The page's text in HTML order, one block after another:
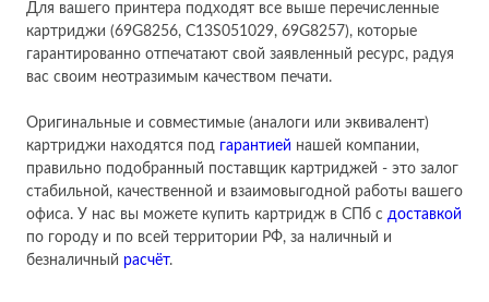
Для вашего принтера подходят все выше перечисленные
картриджи (69G8256, C13S051029, 69G8257), которые
гарантированно отпечатают свой заявленный ресурс, радуя
вас своим неотразимым качеством печати.
Оригинальные и совместимые (аналоги или эквивалент)
картриджи находятся под гарантией нашей компании,
правильно подобранный поставщик картриджей - это залог
стабильной, качественной и взаимовыгодной работы вашего
офиса. У нас вы можете купить картридж в СПб с доставкой
по городу и по всей территории РФ, за наличный и
безналичный расчёт.